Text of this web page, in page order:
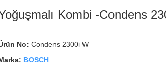
Kombi -Condens
No: Condens 2300i W
BOSCH